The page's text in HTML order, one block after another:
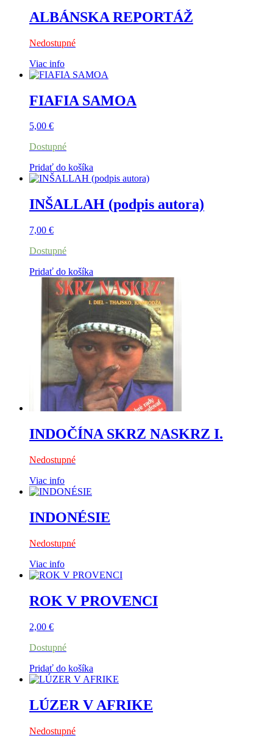
ALBÁNSKA REPORTÁŽ
Nedostupné
Viac info
FIAFIA SAMOA
5,00 €
Dostupné
Pridať do košíka
INŠALLAH (podpis autora)
7,00 €
Dostupné
Pridať do košíka
INDOČÍNA SKRZ NASKRZ I.
Nedostupné
Viac info
INDONÉSIE
Nedostupné
Viac info
ROK V PROVENCI
2,00 €
Dostupné
Pridať do košíka
LÚZER V AFRIKE
Nedostupné